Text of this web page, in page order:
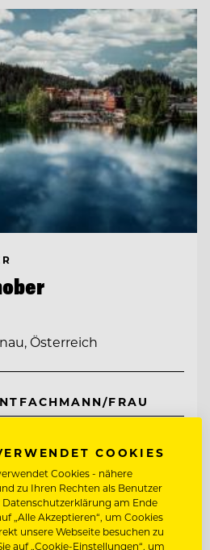
Österreich
FRAU
COOKIES
Cookies - nähere
zu Ihren Rechten als Benutzer
Datenschutzerklärung am Ende
„Alle Akzeptieren“, um Cookies
unsere Webseite besuchen zu
auf „Cookie-Einstellungen“, um